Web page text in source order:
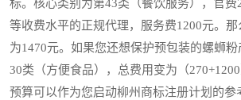
标。核心类别为第43类（餐饮服务），官费
等收费水平的正规代理，服务费1200元。
为1470元。如果您还想保护预包装的螺蛳
30类（方便食品），总费用变为（
预算可以作为您启动柳州商标注册计划的参